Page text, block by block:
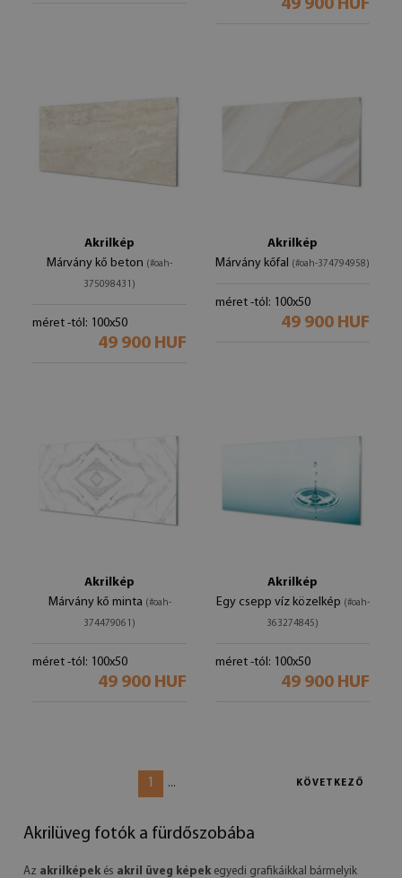
49 900 HUF
Akrilkép
Márvány kő beton (#oah-
375098431)
méret -tól: 100x50
49 900 HUF
Akrilkép
Márvány kőfal (#oah-374794958)
méret -tól: 100x50
49 900 HUF
Akrilkép
Márvány kő minta (#oah-
374479061)
méret -tól: 100x50
49 900 HUF
Akrilkép
Egy csepp víz közelkép (#oah-
363274845)
méret -tól: 100x50
49 900 HUF
1 ... KÖVETKEZŐ
Akrilüveg fotók a fürdőszobába
Az akrilképek és akril üveg képek egyedi grafikáikkal bármelyik